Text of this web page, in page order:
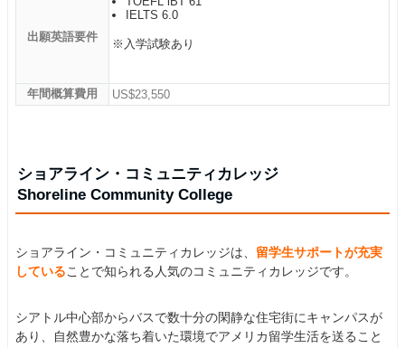
出願英語要件
IELTS 6.0
※入学試験あり
年間概算費用 US$23,550
ショアライン・コミュニティカレッジ
Shoreline Community College
ショアライン・コミュニティカレッジは、 留学生サポートが充実
していることで知られる人気のコミュニティカレッジです。
シアトル中心部からバスで数十分の閑静な住宅街にキャンパスが
あり、自然豊かな落ち着いた環境でアメリカ留学生活を送ること